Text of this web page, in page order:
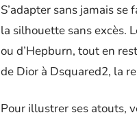
S’adapter sans jamais
la silhouette sans excès.
ou d’Hepburn, tout en
de Dior à Dsquared2, la
Pour illustrer ses atouts,